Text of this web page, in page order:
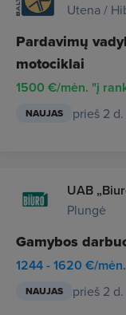
Utena /
Pardavimų
motociklai
1500 €/mėn. "į
NAUJAS prieš 2 d.
UAB
Plungė
Gamybos
1244 - 1620 €/
NAUJAS prieš 2 d.